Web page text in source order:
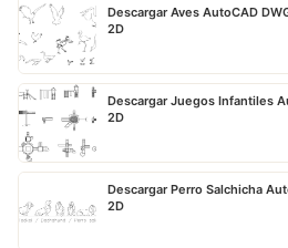
Descargar Aves AutoCAD
2D
Descargar Juegos Infantiles
2D
Descargar Perro Salchicha
2D